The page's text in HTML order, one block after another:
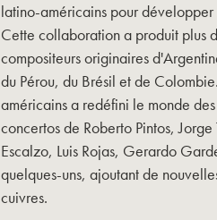
latino-américains pour
Cette collaboration a produit plus
compositeurs originaires
du Pérou, du Brésil et de
américains a redéfini le monde
concertos de Roberto Pintos,
Escalzo, Luis Rojas, Gerardo
quelques-uns, ajoutant de
cuivres.